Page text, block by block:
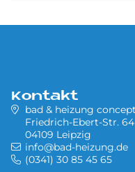
Kontakt
bad & heizung
Friedrich-Ebert-Str. 64
04109 Leipzig
info@bad-heizung.de
(0341) 30 85 45 65